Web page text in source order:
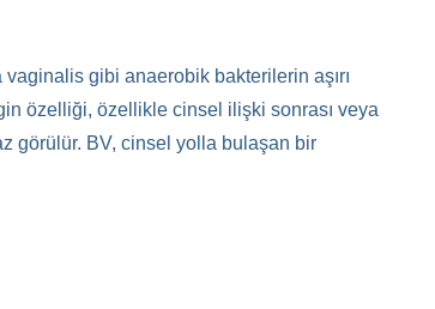
gibi anaerobik bakterilerin aşırı
özelliği, özellikle cinsel ilişki sonrası veya
görülür. BV, cinsel yolla bulaşan bir